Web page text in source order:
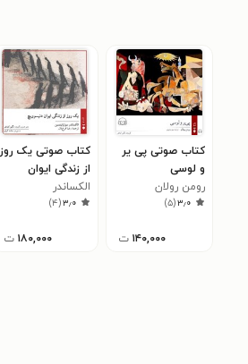
کتاب صوتی پی‌ یر
و لوسی
رومن رولان
۳٫۰(۵)
۱۴۰,۰۰۰ ت
کتاب صوتی یک روز
از زندگی ایوان
دنیسوویچ
الکساندر
سولژنیتسین
۳٫۰(۴)
۱۸۰,۰۰۰ ت